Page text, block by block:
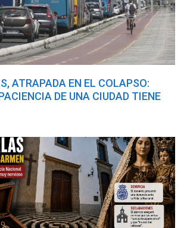
ATRAPADA EN EL COLAPSO:
DE UNA CIUDAD TIENE